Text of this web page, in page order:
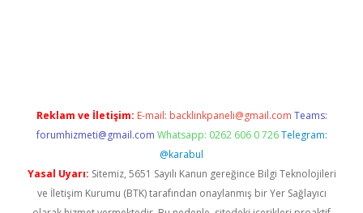
Reklam ve İletişim: E-mail: backlinkpaneli@gmail.com Teams:
forumhizmeti@gmail.com Whatsapp: 0262 606 0 726 Telegram:
@karabul
Yasal Uyarı: Sitemiz, 5651 Sayılı Kanun gereğince Bilgi Teknolojileri
ve İletişim Kurumu (BTK) tarafından onaylanmış bir Yer Sağlayıcı